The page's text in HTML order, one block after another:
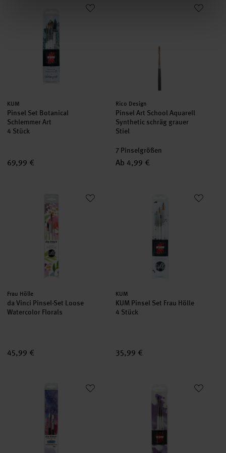
Hersteller:
KUM
Pinsel Set Botanical
Schlemmer Art
4 Stück
69,99 €
Hersteller:
Rico Design
Pinsel Art School Aquarell
Synthetic schräg grauer
Stiel
7 Pinselgrößen
Ab 4,99 €
da Vinci Pinsel-Set Loose Watercolor Florals
Hersteller:
Frau Hölle
da Vinci Pinsel-Set Loose
Watercolor Florals
45,99 €
KUM Pinsel Set Frau Hölle
Hersteller:
KUM
KUM Pinsel Set Frau Hölle
4 Stück
35,99 €
Casaneo White Pinsel-Set SupergranulationPinsel Set Lellous Letters